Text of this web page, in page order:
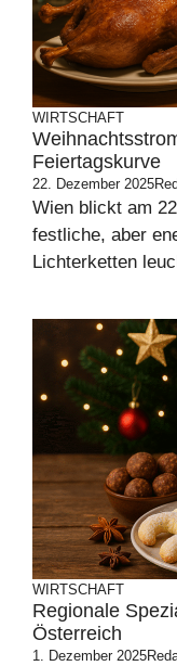
WIRTSCHAFT
Feiertagskurve
22. Dezember 2025
Wien blickt am
festliche, aber
Lichterketten
WIRTSCHAFT
Regionale
Österreich
1. Dezember 2025